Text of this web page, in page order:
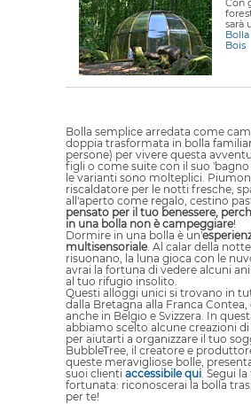
Con
sarà
Bois
Bolla semplice arredata come
doppia trasformata in bolla
persone) per vivere questa
figli o come suite con il suo
le varianti sono molteplici.
riscaldatore per le notti fresche,
all'aperto come regalo, cestino
pensato per il tuo benessere,
in una bolla non è campeggiare!
Dormire in una bolla è un'
multisensoriale. Al calar della
risuonano, la luna gioca con le
avrai la fortuna di vedere alcuni
al tuo rifugio insolito.
Questi alloggi unici si trovano in
dalla Bretagna alla Franca
anche in Belgio e Svizzera. In
abbiamo scelto alcune creazioni
per aiutarti a organizzare il tuo
BubbleTree, il creatore e
queste meravigliose bolle,
suoi clienti accessibile qui. Segui
fortunata: riconoscerai la bolla
per te!